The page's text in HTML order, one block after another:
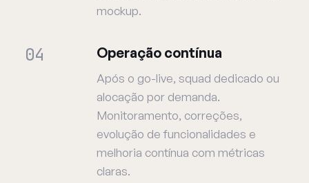
mockup.
04 Operação contínua
Após o go-live, squad dedicado ou
alocação por demanda.
Monitoramento, correções,
evolução de funcionalidades e
melhoria contínua com métricas
claras.